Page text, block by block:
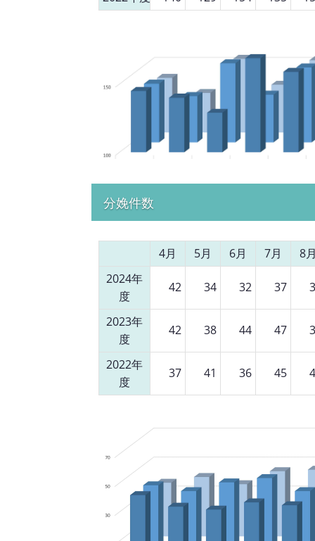
分娩件数
4月 5月 6月 7月
8
2024年
度
42 34 32 37
2023年
度
42 38 44 47
2022年
度
37 41 36 45